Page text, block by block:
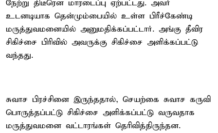
நேற்று திடீரென மாரடைப்பு ஏற்பட்டது. அவர்
உடனடியாக தென்மும்பையில் உள்ள பிரீச்கேண்டி
மருத்துவமனையில் அனுமதிக்கப்பட்டார். அங்கு தீவிர
சிகிச்சை பிரிவில் அவருக்கு சிகிச்சை அளிக்கப்பட்டு
வந்தது.
சுவாச பிரச்சினை இருந்ததால், செயற்கை சுவாச கருவி
பொருத்தப்பட்டு சிகிச்சை அளிக்கப்பட்டு வருவதாக
மருத்துவமனை வட்டாரங்கள் தெரிவித்திருந்தன.